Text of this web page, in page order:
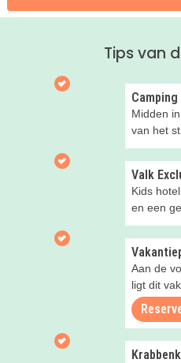
Tips van
Midden
van het
camping!
Valk
Kids
en een
Noord-
Aan de
ligt dit